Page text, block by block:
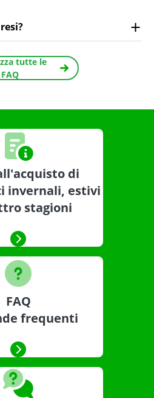
tutte le
FAQ
di
invernali, estivi
stagioni
FAQ
frequenti